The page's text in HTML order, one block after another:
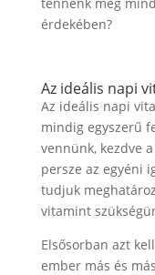
érdekében?
Az ideális napi
Az ideális napi
mindig egyszerű
vennünk, kezdve
persze az egyéni
tudjuk
vitamint
Elsősorban azt
ember más és